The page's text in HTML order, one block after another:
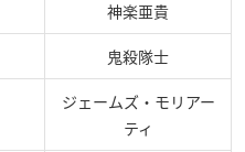
神楽亜貴
鬼殺隊士
ジェームズ・モリアー
ティ